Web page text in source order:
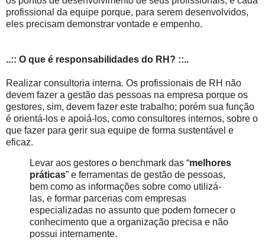
profissional da equipe porque, para serem desenvolvidos,
eles precisam demonstrar vontade e empenho.
..:: O que é responsabilidades do RH? ::..
Realizar consultoria interna. Os profissionais de RH não
devem fazer a gestão das pessoas na empresa porque os
gestores, sim, devem fazer este trabalho; porém sua função
é orientá-los e apoiá-los, como consultores internos, sobre o
que fazer para gerir sua equipe de forma sustentável e
eficaz.
Levar aos gestores o benchmark das “melhores
práticas” e ferramentas de gestão de pessoas,
bem como as informações sobre como utilizá-
las, e formar parcerias com empresas
especializadas no assunto que podem fornecer o
conhecimento que a organização precisa e não
possui internamente.